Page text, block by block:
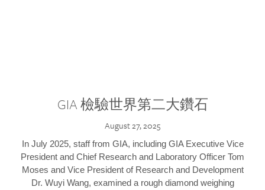
GIA 檢驗世界第二大鑽石
August 27, 2025
In July 2025, staff from GIA, including GIA Executive Vice
President and Chief Research and Laboratory Officer Tom
Moses and Vice President of Research and Development
Dr. Wuyi Wang, examined a rough diamond weighing